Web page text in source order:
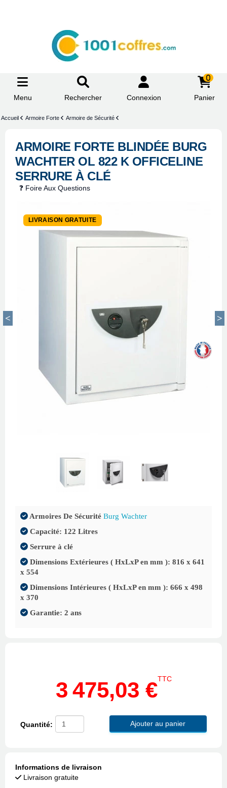
Menu Rechercher Connexion
0
Panier
Accueil Armoire Forte Armoire de Sécurité
ARMOIRE FORTE BLINDÉE BURG
WACHTER OL 822 K OFFICELINE
SERRURE À CLÉ
❓ Foire Aux Questions
LIVRAISON GRATUITE
Armoires De Sécurité Burg Wachter
Capacité: 122 Litres
Serrure à clé
Dimensions Extérieures ( HxLxP en mm ): 816 x 641
x 554
Dimensions Intérieures ( HxLxP en mm ): 666 x 498
x 370
Garantie: 2 ans
3 475,03 €TTC
Quantité: Ajouter au panier
Informations de livraison
Livraison gratuite